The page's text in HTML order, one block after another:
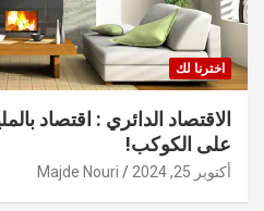
اخترنا لك
الاقتصاد الدائري : اقتصاد
على الكوكب!
أكتوبر 25, 2024 Majde Nouri